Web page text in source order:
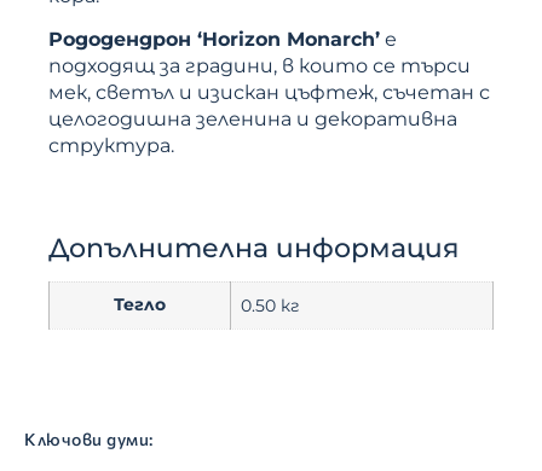
Рододендрон ‘Horizon Monarch’ е
подходящ за градини, в които се търси
мек, светъл и изискан цъфтеж, съчетан с
целогодишна зеленина и декоративна
структура.
Допълнителна информация
Тегло 0.50 кг
Ключови думи: